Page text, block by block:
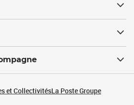
et CollectivitésLa Poste Groupe